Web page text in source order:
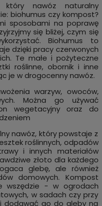
który nawóz naturalny
biohumus czy kompost?
sposobami na poprawę
się bliżej, czym się
Biohumus to
dzięki pracy czerwonych
Te małe i pożyteczne
roślinne, obornik i inne
je w drogocenny nawóz.
warzyw, owoców,
Można go używać
wegetacyjny oraz do
nawóz, który powstaje z
roślinnych, odpadów
i innych materiałów
złoto dla każdego
glebę, ale również
domowych. Kompost
wszędzie - w ogrodach
w sadach czy przy
dodawać go do gleby na